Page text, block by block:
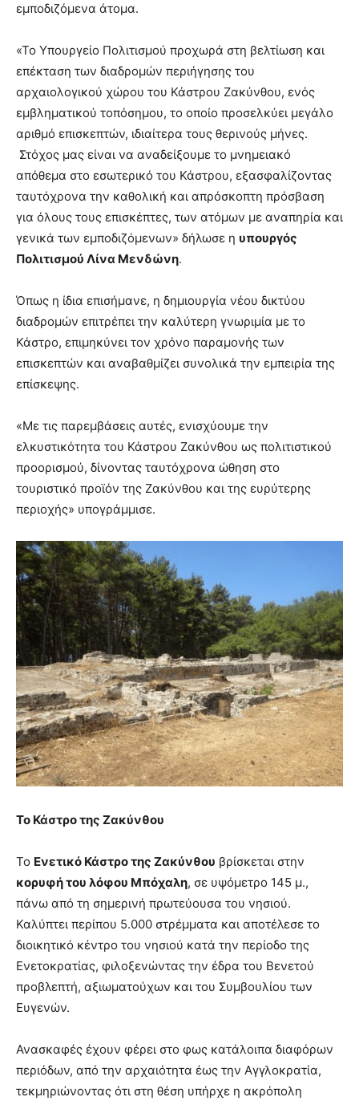
εμποδιζόμενα άτομα.
«Το Υπουργείο Πολιτισμού προχωρά στη βελτίωση και
επέκταση των διαδρομών περιήγησης του
αρχαιολογικού χώρου του Κάστρου Ζακύνθου, ενός
εμβληματικού τοπόσημου, το οποίο προσελκύει μεγάλο
αριθμό επισκεπτών, ιδιαίτερα τους θερινούς μήνες.
Στόχος μας είναι να αναδείξουμε το μνημειακό
απόθεμα στο εσωτερικό του Κάστρου, εξασφαλίζοντας
ταυτόχρονα την καθολική και απρόσκοπτη πρόσβαση
για όλους τους επισκέπτες, των ατόμων με αναπηρία και
γενικά των εμποδιζόμενων» δήλωσε η υπουργός
Πολιτισμού Λίνα Μενδώνη.
Όπως η ίδια επισήμανε, η δημιουργία νέου δικτύου
διαδρομών επιτρέπει την καλύτερη γνωριμία με το
Κάστρο, επιμηκύνει τον χρόνο παραμονής των
επισκεπτών και αναβαθμίζει συνολικά την εμπειρία της
επίσκεψης.
«Με τις παρεμβάσεις αυτές, ενισχύουμε την
ελκυστικότητα του Κάστρου Ζακύνθου ως πολιτιστικού
προορισμού, δίνοντας ταυτόχρονα ώθηση στο
τουριστικό προϊόν της Ζακύνθου και της ευρύτερης
περιοχής» υπογράμμισε.
Το Κάστρο της Ζακύνθου
Το Ενετικό Κάστρο της Ζακύνθου βρίσκεται στην
κορυφή του λόφου Μπόχαλη, σε υψόμετρο 145 μ.,
πάνω από τη σημερινή πρωτεύουσα του νησιού.
Καλύπτει περίπου 5.000 στρέμματα και αποτέλεσε το
διοικητικό κέντρο του νησιού κατά την περίοδο της
Ενετοκρατίας, φιλοξενώντας την έδρα του Βενετού
προβλεπτή, αξιωματούχων και του Συμβουλίου των
Ευγενών.
Ανασκαφές έχουν φέρει στο φως κατάλοιπα διαφόρων
περιόδων, από την αρχαιότητα έως την Αγγλοκρατία,
τεκμηριώνοντας ότι στη θέση υπήρχε η ακρόπολη